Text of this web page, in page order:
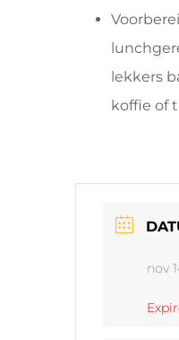
lekkers
koffie of
nov